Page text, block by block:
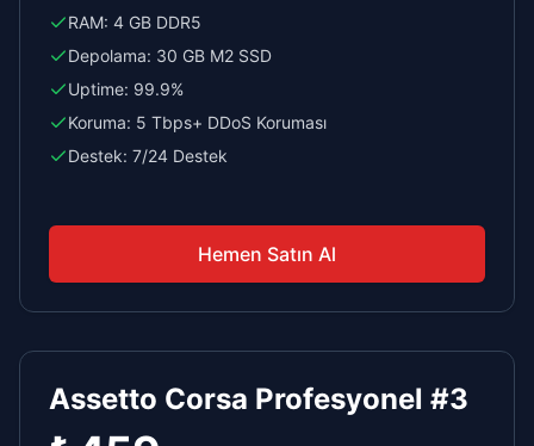
RAM: 4 GB DDR5
Depolama: 30 GB M2 SSD
Uptime: 99.9%
Koruma: 5 Tbps+ DDoS Koruması
Destek: 7/24 Destek
Hemen Satın Al
Assetto Corsa Profesyonel #3